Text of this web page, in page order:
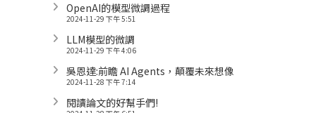
OpenAI的模型微調過程
2024-11-29 下午 5:51
LLM模型的微調
2024-11-29 下午 4:06
吳恩達:前瞻 AI Agents，顛覆未來想像
2024-11-28 下午 7:14
閱讀論文的好幫手們!